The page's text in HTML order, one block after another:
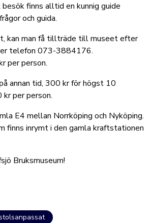
finns alltid en kunnig guide
och guida.
kan man få tillträde till museet efter
telefon 073-3884176.
per person.
annan tid, 300 kr för högst 10
per person.
E4 mellan Norrköping och Nyköping.
finns inrymt i den gamla kraftstationen
Bruksmuseum!